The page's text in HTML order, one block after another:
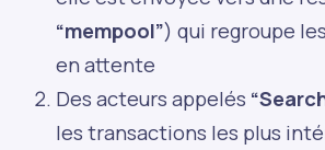
“mempool”) qui regroupe
en attente
Des acteurs appelés
les transactions les plus